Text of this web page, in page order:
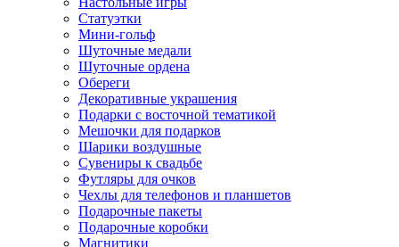
Статуэтки
Мини-гольф
Шуточные медали
Шуточные ордена
Обереги
Декоративные украшения
Подарки с восточной тематикой
Мешочки для подарков
Шарики воздушные
Сувениры к свадьбе
Футляры для очков
Чехлы для телефонов и планшетов
Подарочные пакеты
Подарочные коробки
Магнитики